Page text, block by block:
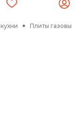
Плиты газовые